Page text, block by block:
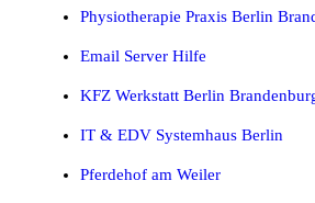
Physiotherapie Praxis Berlin
Email Server Hilfe
KFZ Werkstatt Berlin
IT & EDV Systemhaus Berlin
Pferdehof am Weiler